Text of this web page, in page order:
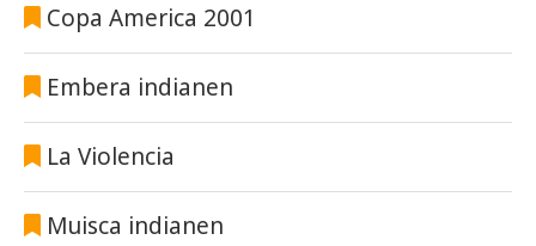
Copa America 2001
Embera indianen
La Violencia
Muisca indianen